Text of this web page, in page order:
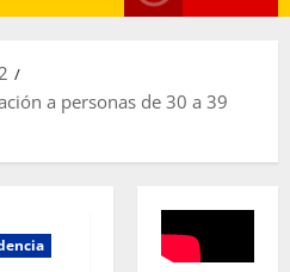
a personas de 30 a 39